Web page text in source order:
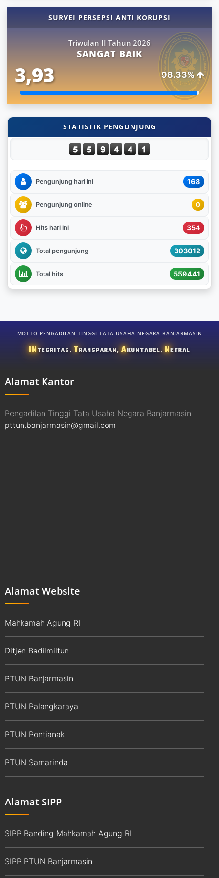
SURVEI PERSEPSI ANTI KORUPSI
Triwulan II Tahun 2026
SANGAT BAIK
3,93 98.33%
STATISTIK PENGUNJUNG
Pengunjung hari ini 168
Pengunjung online 0
Hits hari ini 354
Total pengunjung 303012
Total hits 559441
MOTTO PENGADILAN TINGGI TATA USAHA NEGARA BANJARMASIN
INTEGRITAS,TRANSPARAN,AKUNTABEL,NETRAL
Alamat Kantor
Pengadilan Tinggi Tata Usaha Negara Banjarmasin
pttun.banjarmasin@gmail.com
Alamat Website
Mahkamah Agung RI
Ditjen Badilmiltun
PTUN Banjarmasin
PTUN Palangkaraya
PTUN Pontianak
PTUN Samarinda
Alamat SIPP
SIPP Banding Mahkamah Agung RI
SIPP PTUN Banjarmasin